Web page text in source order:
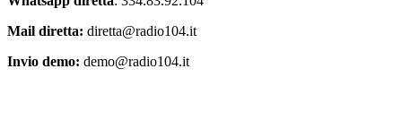
Mail diretta: diretta@radio104.it
Invio demo: demo@radio104.it